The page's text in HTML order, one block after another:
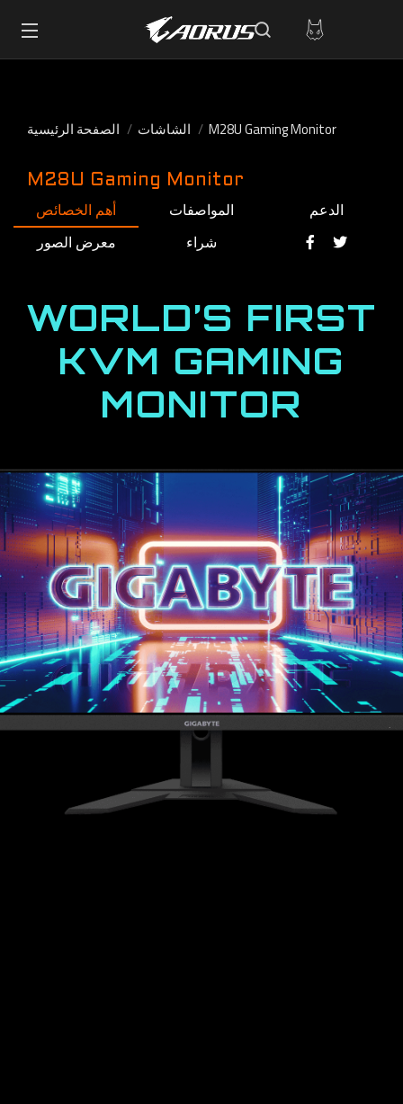
الصفحة الرئيسية الشاشات M28U Gaming Monitor
M28U Gaming Monitor
أهم الخصائص المواصفات
الدعم
معرض الصور
شراء
WORLD’S FIRST
KVM GAMING
MONITOR